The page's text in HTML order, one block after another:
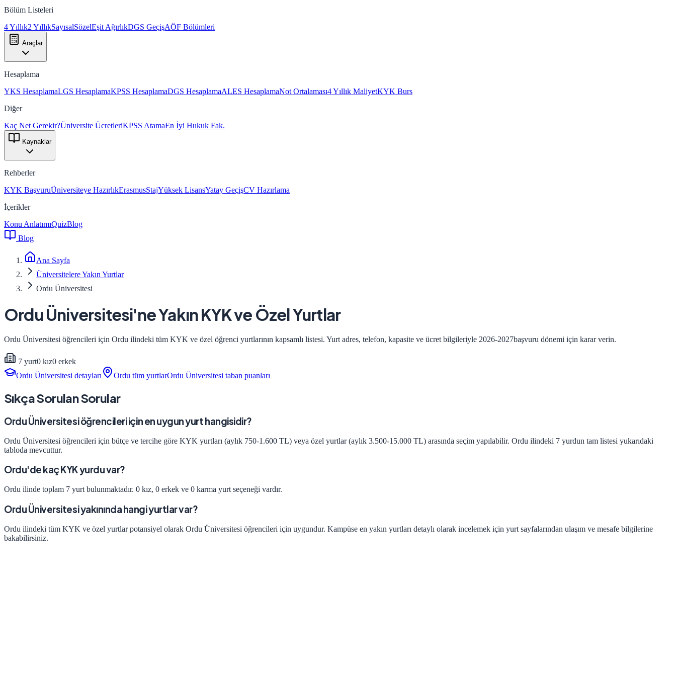
Bölüm Listeleri
4 Yıllık2 YıllıkSayısalSözelEşit AğırlıkDGS GeçişAÖF Bölümleri
Araçlar
Hesaplama
YKS HesaplamaLGS HesaplamaKPSS HesaplamaDGS HesaplamaALES HesaplamaNot Ortalaması4 Yıllık MaliyetKYK Burs
Diğer
Kaç Net Gerekir?Üniversite ÜcretleriKPSS AtamaEn İyi Hukuk Fak.
Kaynaklar
Rehberler
KYK BaşvuruÜniversiteye HazırlıkErasmusStajYüksek LisansYatay GeçişCV Hazırlama
İçerikler
Konu AnlatımıQuizBlog
Blog
Ana Sayfa
Üniversitelere Yakın Yurtlar
Ordu Üniversitesi
Ordu Üniversitesi'ne Yakın KYK ve Özel Yurtlar
Ordu Üniversitesi öğrencileri için Ordu ilindeki tüm KYK ve özel öğrenci yurtlarının kapsamlı listesi. Yurt adres, telefon, kapasite ve ücret bilgileriyle 2026-2027başvuru dönemi için karar verin.
7 yurt0 kız0 erkek
Ordu Üniversitesi detayları Ordu tüm yurtlarOrdu Üniversitesi taban puanları
Sıkça Sorulan Sorular
Ordu Üniversitesi öğrencileri için en uygun yurt hangisidir?
Ordu Üniversitesi öğrencileri için bütçe ve tercihe göre KYK yurtları (aylık 750-1.600 TL) veya özel yurtlar (aylık 3.500-15.000 TL) arasında seçim yapılabilir. Ordu ilindeki 7 yurdun tam listesi yukarıdaki
tabloda mevcuttur.
Ordu'de kaç KYK yurdu var?
Ordu ilinde toplam 7 yurt bulunmaktadır. 0 kız, 0 erkek ve 0 karma yurt seçeneği vardır.
Ordu Üniversitesi yakınında hangi yurtlar var?
Ordu ilindeki tüm KYK ve özel yurtlar potansiyel olarak Ordu Üniversitesi öğrencileri için uygundur. Kampüse en yakın yurtları detaylı olarak incelemek için yurt sayfalarından ulaşım ve mesafe bilgilerine
bakabilirsiniz.